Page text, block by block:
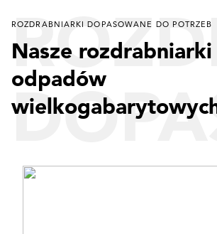
DO
ROZDRABNIARKI DOPASOWANE DO POTRZEB
Nasze
odpadów